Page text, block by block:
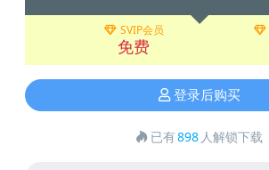
SVIP会员
免费
登录后购买
已有898 人解锁下载